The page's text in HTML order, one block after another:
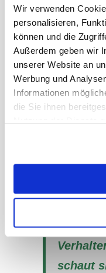
Wir verwenden
personalisieren,
können und die
Außerdem geben wir
unserer Website an
Werbung und
Informationen
die Sie ihnen
zeigt,
ähnlich
wichtig
dort als
wo die
kein
schaut